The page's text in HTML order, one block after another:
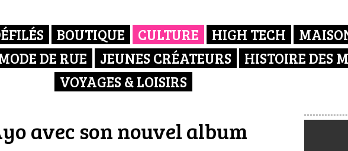
BOUTIQUE CULTURE HIGH TECH
DE RUE JEUNES CRÉATEURS HISTOIRE DES
VOYAGES & LOISIRS
avec son nouvel album